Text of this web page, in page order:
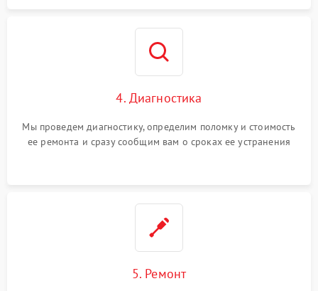
4. Диагностика
Мы проведем диагностику, определим поломку и стоимость
ее ремонта и сразу сообщим вам о сроках ее устранения
5. Ремонт